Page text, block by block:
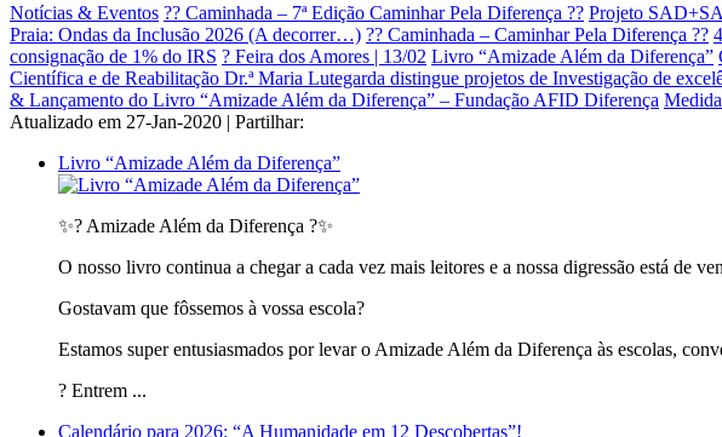
Notícias & Eventos ?? Caminhada – 7ª Edição Caminhar Pela Diferença ?? Projeto
Praia: Ondas da Inclusão 2026 (A decorrer…) ?? Caminhada – Caminhar Pela Diferença ??
consignação de 1% do IRS ? Feira dos Amores | 13/02 Livro “Amizade Além da Diferença”
Científica e de Reabilitação Dr.ª Maria Lutegarda distingue projetos de Investigação de
& Lançamento do Livro “Amizade Além da Diferença” – Fundação AFID Diferença
Atualizado em 27-Jan-2020 | Partilhar:
Livro “Amizade Além da Diferença”
✨? Amizade Além da Diferença ?✨
O nosso livro continua a chegar a cada vez mais leitores e a nossa digressão está de
Gostavam que fôssemos à vossa escola?
Estamos super entusiasmados por levar o Amizade Além da Diferença às escolas,
? Entrem ...
Calendário para 2026: “A Humanidade em 12 Descobertas”!